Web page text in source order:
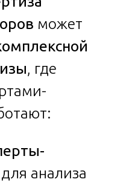
может
, где
анализа